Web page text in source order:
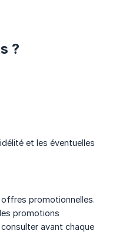
?
et les éventuelles
promotionnelles.
promotions
avant chaque